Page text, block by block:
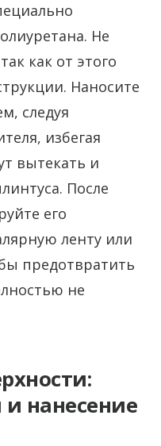
Не
как от этого
Наносите
следуя
избегая
вытекать и
После
его
ленту или
предотвратить
не
нанесение